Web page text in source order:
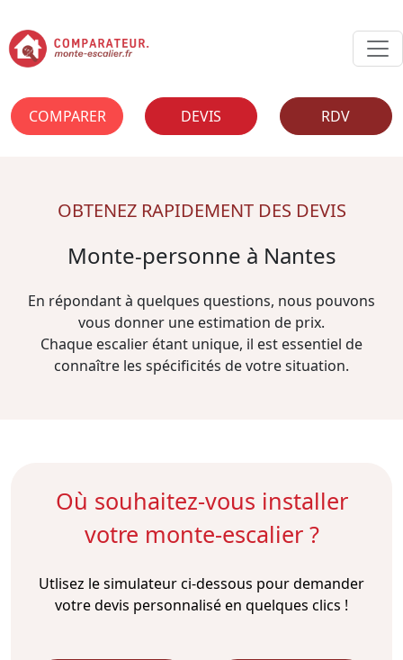
COMPARER DEVIS RDV
OBTENEZ RAPIDEMENT DES DEVIS
Monte-personne à Nantes
En répondant à quelques questions, nous pouvons
vous donner une estimation de prix.
Chaque escalier étant unique, il est essentiel de
connaître les spécificités de votre situation.
Où souhaitez-vous installer
votre monte-escalier ?
Utlisez le simulateur ci-dessous pour demander
votre devis personnalisé en quelques clics !